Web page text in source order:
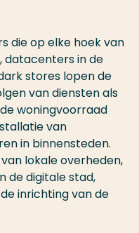
die op elke hoek van
datacenters in de
stores lopen de
van diensten als
woningvoorraad
van
in binnensteden.
lokale overheden,
de digitale stad,
inrichting van de